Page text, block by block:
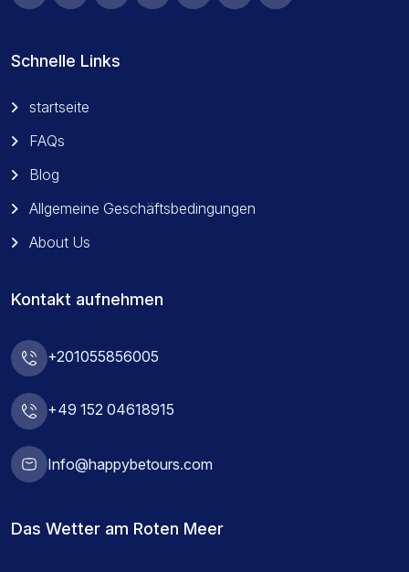
Schnelle Links
startseite
FAQs
Blog
Allgemeine Geschäftsbedingungen
About Us
Kontakt aufnehmen
+201055856005
+49 152 04618915
Info@happybetours.com
Das Wetter am Roten Meer